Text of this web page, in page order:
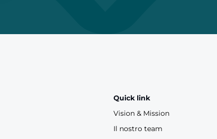
Quick link
Vision & Mission
Il nostro team